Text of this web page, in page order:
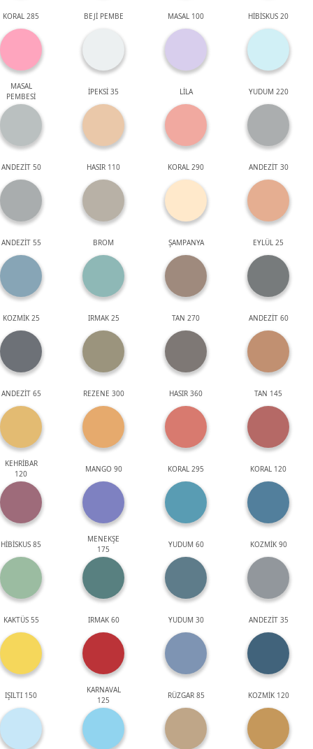
KORAL 285 BEJİ PEMBE MASAL 100 HİBİSKUS 20
MASAL
PEMBESİ
İPEKSİ 35 LİLA YUDUM 220
ANDEZİT 50 HASIR 110 KORAL 290 ANDEZİT 30
ANDEZİT 55 BROM ŞAMPANYA EYLÜL 25
KOZMİK 25 IRMAK 25 TAN 270 ANDEZİT 60
ANDEZİT 65 REZENE 300 HASIR 360 TAN 145
KEHRİBAR
120
MANGO 90 KORAL 295 KORAL 120
HİBİSKUS 85
MENEKŞE
175
YUDUM 60 KOZMİK 90
KAKTÜS 55 IRMAK 60 YUDUM 30 ANDEZİT 35
IŞILTI 150
KARNAVAL
125
RÜZGAR 85 KOZMİK 120